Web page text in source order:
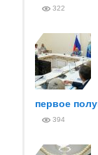
322
первое
394